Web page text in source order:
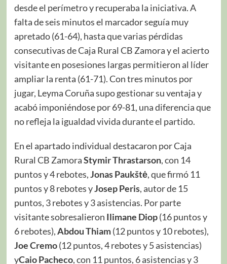
desde el perímetro y recuperaba la iniciativa. A
falta de seis minutos el marcador seguía muy
apretado (61-64), hasta que varias pérdidas
consecutivas de Caja Rural CB Zamora y el acierto
visitante en posesiones largas permitieron al líder
ampliar la renta (61-71). Con tres minutos por
jugar, Leyma Coruña supo gestionar su ventaja y
acabó imponiéndose por 69-81, una diferencia que
no refleja la igualdad vivida durante el partido.
En el apartado individual destacaron por Caja
Rural CB ZamoraStymir Thrastarson, con 14
puntos y 4 rebotes,Jonas Paukštė, que firmó 11
puntos y 8 rebotes yJosep Peris, autor de 15
puntos, 3 rebotes y 3 asistencias. Por parte
visitante sobresalieron Ilimane Diop(16 puntos y
6 rebotes),Abdou Thiam(12 puntos y 10 rebotes),
Joe Cremo(12 puntos, 4 rebotes y 5 asistencias)
yCaio Pacheco, con 11 puntos, 6 asistencias y 3